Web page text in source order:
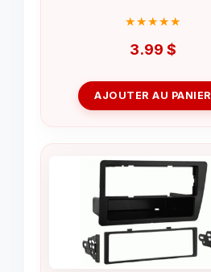
3.99 $
AJOUTER AU PANIER